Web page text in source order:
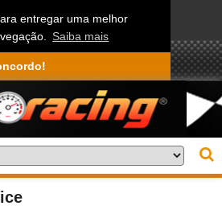
entregar uma melhor
Saiba mais